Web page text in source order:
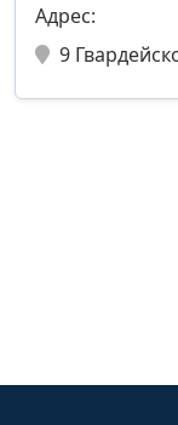
Адрес:
9